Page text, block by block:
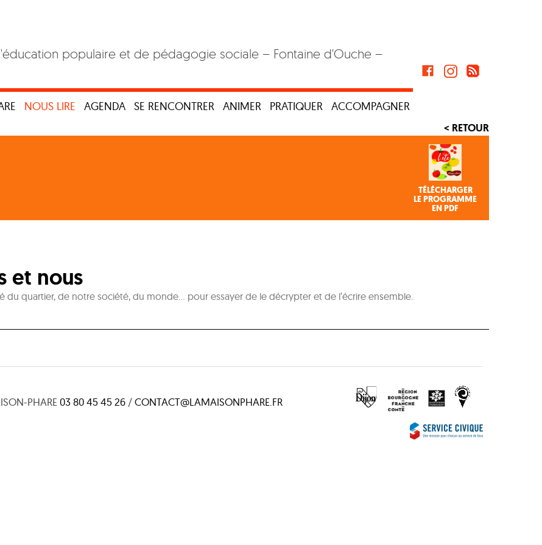
populaire et de pédagogie sociale – Fontaine d'Ouche –
NOUS LIRE AGENDA SE RENCONTRER ANIMER PRATIQUER ACCOMPAGNER
< RETOUR
TÉLÉCHARGER
LE PROGRAMME
EN PDF
et nous
du quartier, de notre société, du monde… pour essayer de le décrypter et de l’écrire ensemble.
PHARE03 80 45 45 26 /CONTACT@LAMAISONPHARE.FR